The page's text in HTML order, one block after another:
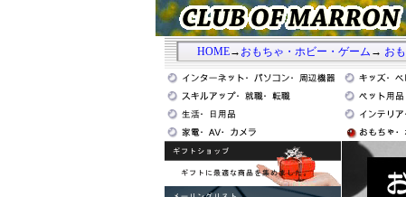
HOME→ おもちゃ・ホビー・ゲーム → お